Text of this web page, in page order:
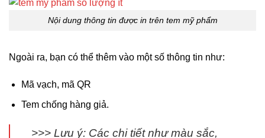
Nội dung thông tin được in trên tem mỹ phẩm
Ngoài ra, bạn có thể thêm vào một số thông tin như:
Mã vạch, mã QR
Tem chống hàng giả.
>>> Lưu ý: Các chi tiết như màu sắc,